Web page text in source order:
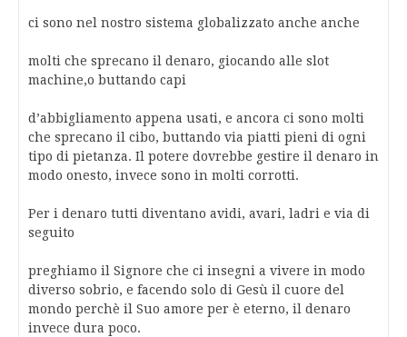
ci sono nel nostro sistema globalizzato anche anche
molti che sprecano il denaro, giocando alle slot
machine,o buttando capi
d’abbigliamento appena usati, e ancora ci sono molti
che sprecano il cibo, buttando via piatti pieni di ogni
tipo di pietanza. Il potere dovrebbe gestire il denaro in
modo onesto, invece sono in molti corrotti.
Per i denaro tutti diventano avidi, avari, ladri e via di
seguito
preghiamo il Signore che ci insegni a vivere in modo
diverso sobrio, e facendo solo di Gesù il cuore del
mondo perchè il Suo amore per è eterno, il denaro
invece dura poco.